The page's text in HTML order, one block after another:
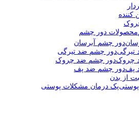
محصولات دور چشم
دور چشم آبرسان
دور چشم ضد تیرگی
دور چشم ضد چروک
دور چشم ضد پف
از بدن
پک درمان مشکلات پوستی